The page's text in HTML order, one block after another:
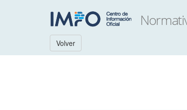
Volver